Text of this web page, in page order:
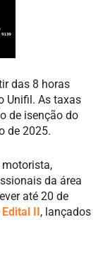
das 8 horas
Unifil. As taxas
de isenção do
de 2025.
da área
até 20 de
Edital II , lançados